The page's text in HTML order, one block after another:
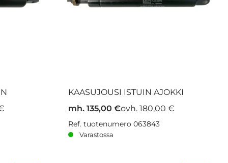
KAASUJOUSI ISTUIN AJOKKI
mh. 135,00 €ovh. 180,00 €
Ref. tuotenumero 063843
Varastossa